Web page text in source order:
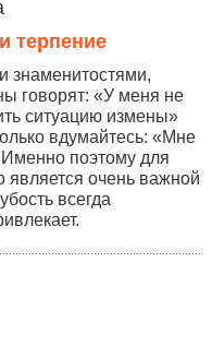
терпение
знаменитостями,
говорят: «У меня не
ситуацию измены»
вдумайтесь: «Мне
Именно поэтому для
очень важной
всегда